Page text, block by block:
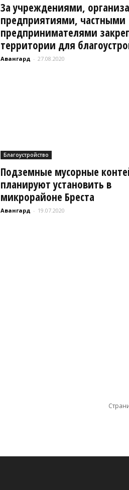
район
За учреждениями,
предприятиями, частными
предпринимателями
территории для
Авангард - 27.08.2020
Благоустройство
Подземные мусорные
планируют установить в
микрорайоне Бреста
Авангард - 19.07.2020